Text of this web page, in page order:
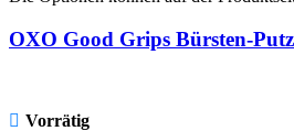
OXO Good Grips Bürsten-
Vorrätig